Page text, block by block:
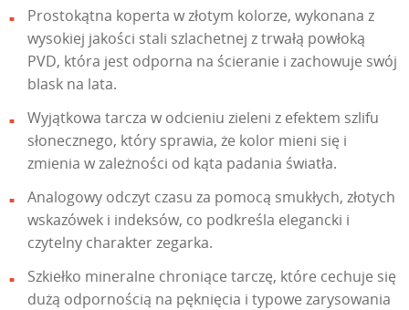
Prostokątna koperta w złotym kolorze, wykonana z
wysokiej jakości stali szlachetnej z trwałą powłoką
PVD, która jest odporna na ścieranie i zachowuje swój
blask na lata.
Wyjątkowa tarcza w odcieniu zieleni z efektem szlifu
słonecznego, który sprawia, że kolor mieni się i
zmienia w zależności od kąta padania światła.
Analogowy odczyt czasu za pomocą smukłych, złotych
wskazówek i indeksów, co podkreśla elegancki i
czytelny charakter zegarka.
Szkiełko mineralne chroniące tarczę, które cechuje się
dużą odpornością na pęknięcia i typowe zarysowania